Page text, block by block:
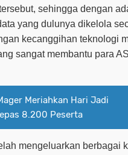
sehingga dengan
yang dulunya dikelola
kecanggihan teknologi
sangat membantu para
Meriahkan Hari Jadi
8.200 Peserta
mengeluarkan berbagai